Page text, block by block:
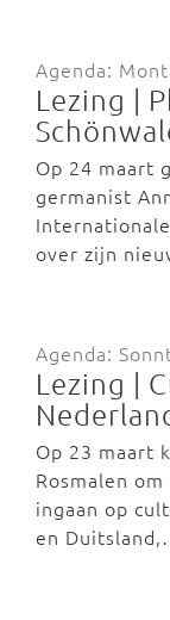
Agenda:
Lezing |
Op 24 maart
germanist
over zijn
Agenda:
Lezing |
Op 23 maart
Rosmalen
ingaan op
en